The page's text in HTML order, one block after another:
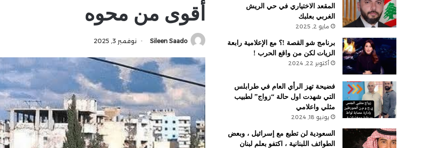
أقوى من محوه
Sileen Saado نوفمبر 3, 2025
المقعد الاختياري في حي الريش
الغربي بعلبك
مايو 2, 2025
برنامج شو القصة !؟ مع الإعلامية رابعة
الزيات لكن من واقع الحرب !
أكتوبر 22, 2024
فضيحة تهز الرأي العام في طرابلس
التي شهدت اول حالة “زواج” لطبيب
مثلي واعلامي
يونيو 18, 2024
السعودية لن تطبع مع إسرائيل ، وبعض
الطوائف اللبنانية ، اكتفو بعلم لبنان